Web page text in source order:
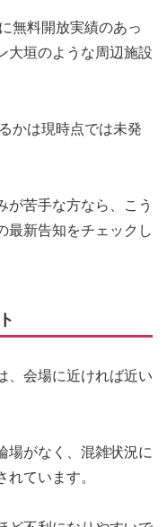
無料開放実績のあっ
大垣のような周辺施設
かは現時点では未発
が苦手な方なら、こう
最新告知をチェックし
、会場に近ければ近い
場がなく、混雑状況に
ています。